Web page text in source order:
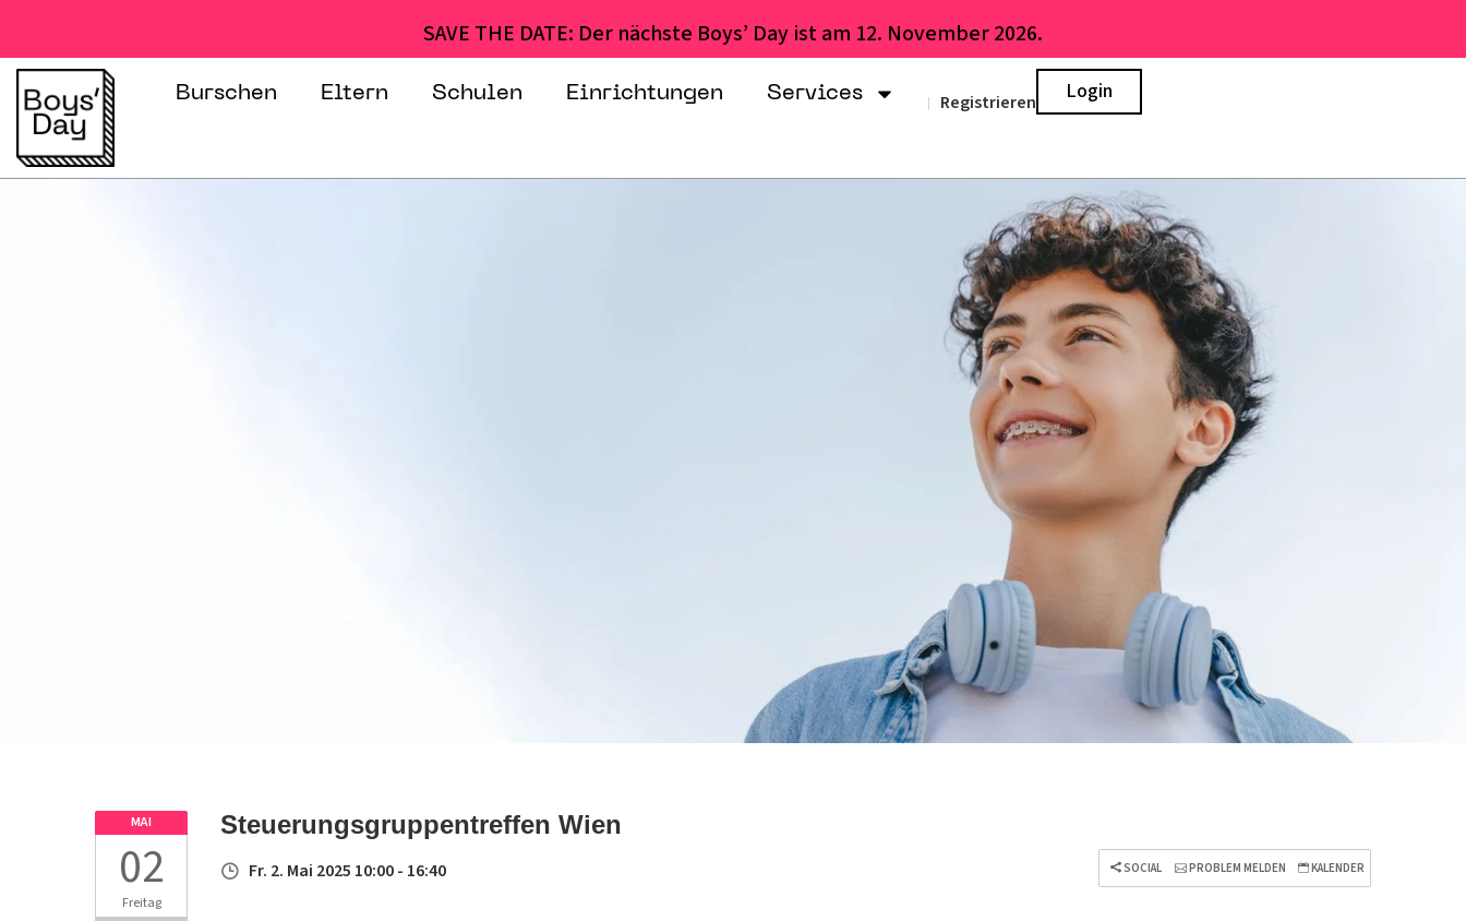
SAVE THE DATE: Der nächste Boys’ Day ist am 12. November 2026.
Burschen Eltern Schulen Einrichtungen Services | Registrieren Login
MAI
02
Freitag
Steuerungsgruppentreffen Wien
Fr. 2. Mai 2025 10:00 - 16:40 SOCIAL PROBLEM MELDEN KALENDER